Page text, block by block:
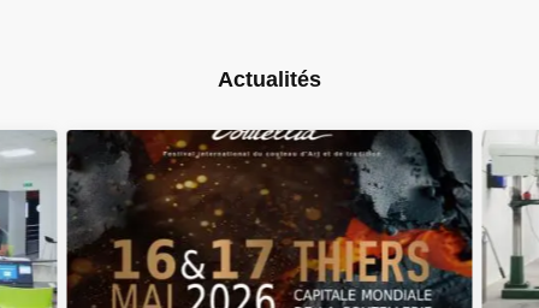
Actualités